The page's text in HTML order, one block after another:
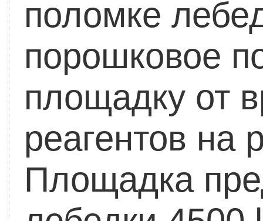
поломке
порошковое
площадку от
реагентов на
Площадка